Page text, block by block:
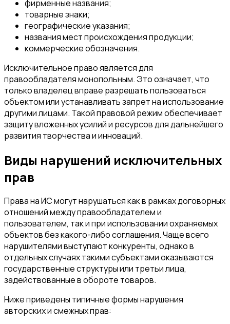
фирменные названия;
товарные знаки;
географические указания;
названия мест происхождения продукции;
коммерческие обозначения.
Исключительное право является для
правообладателя монопольным. Это означает, что
только владелец вправе разрешать пользоваться
объектом или устанавливать запрет на использование
другими лицами. Такой правовой режим обеспечивает
защиту вложенных усилий и ресурсов для дальнейшего
развития творчества и инноваций.
Виды нарушений исключительных
прав
Права на ИС могут нарушаться как в рамках договорных
отношений между правообладателем и
пользователем, так и при использовании охраняемых
объектов без какого-либо соглашения. Чаще всего
нарушителями выступают конкуренты, однако в
отдельных случаях такими субъектами оказываются
государственные структуры или третьи лица,
задействованные в обороте товаров.
Ниже приведены типичные формы нарушения
авторских и смежных прав: